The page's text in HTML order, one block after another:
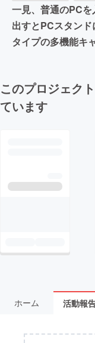
一見、普通のPC
出すとPCスタン
タイプの多機能キ
このプロジェク
ています
ホーム 活動報